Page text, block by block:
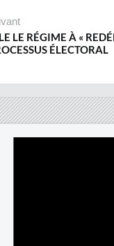
LE RÉGIME À «
ÉLECTORAL